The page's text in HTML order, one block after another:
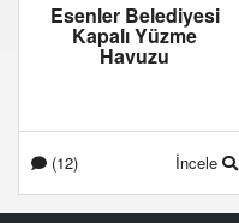
Esenler Belediyesi
Kapalı Yüzme
Havuzu
(12) İncele